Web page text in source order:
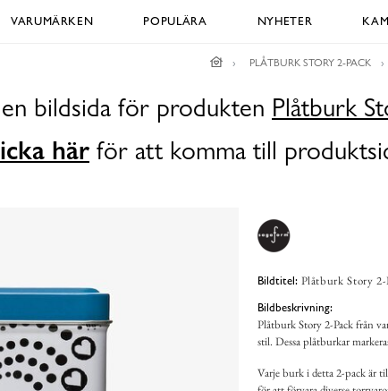
VARUMÄRKEN POPULÄRA NYHETER
PLÅTBURK STORY 2-PACK
bildsida för produkten Plåtburk
här för att komma till
Bildtitel: Plåtburk Story 2-
Bildbeskrivning:
Plåtburk Story 2-Pack från
stil. Dessa plåtburkar
Varje burk i detta 2-pack är